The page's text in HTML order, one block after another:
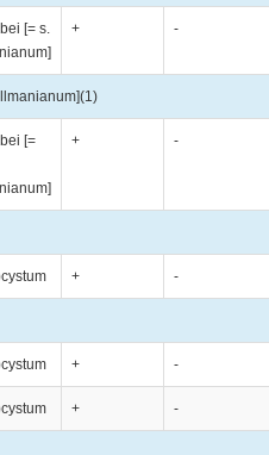
[= s.
+ -
(1)
[=
+ -
+ -
+ -
+ -